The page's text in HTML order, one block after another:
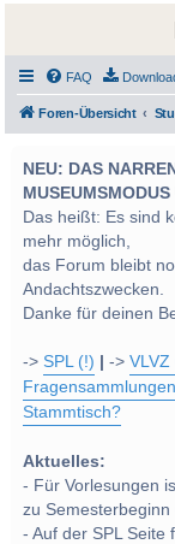
FAQ
Foren-Übersicht
NEU: DAS
Das heißt: Es sind
mehr möglich,
das Forum bleibt
Andachtszwecken.
Danke für deinen
->SPL (!) ->
Fragensammlungen
Stammtisch?
Aktuelles:
- Für Vorlesungen
zu
- Auf der SPL Seite